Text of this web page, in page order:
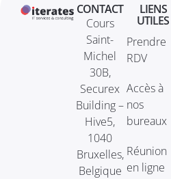
CONTACT
Cours
Saint-
Michel
30B,
Securex
Building –
Hive5,
1040
Bruxelles,
Belgique
LIENS
UTILES
Prendre
RDV
Accès à
nos
bureaux
Réunion
en ligne